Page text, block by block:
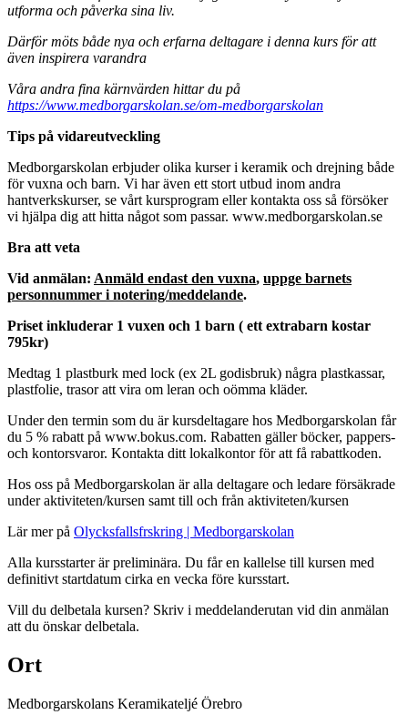
utforma och påverka sina liv.
Därför möts både nya och erfarna deltagare i denna kurs för att
även inspirera varandra
Våra andra fina kärnvärden hittar du på
https://www.medborgarskolan.se/om-medborgarskolan
Tips på vidareutveckling
Medborgarskolan erbjuder olika kurser i keramik och drejning både
för vuxna och barn. Vi har även ett stort utbud inom andra
hantverkskurser, se vårt kursprogram eller kontakta oss så försöker
vi hjälpa dig att hitta något som passar. www.medborgarskolan.se
Bra att veta
Vid anmälan: Anmäld endast den vuxna, uppge barnets
personnummer i notering/meddelande.
Priset inkluderar 1 vuxen och 1 barn ( ett extrabarn kostar
795kr)
Medtag 1 plastburk med lock (ex 2L godisbruk) några plastkassar,
plastfolie, trasor att vira om leran och oömma kläder.
Under den termin som du är kursdeltagare hos Medborgarskolan får
du 5 % rabatt på www.bokus.com. Rabatten gäller böcker, pappers-
och kontorsvaror. Kontakta ditt lokalkontor för att få rabattkoden.
Hos oss på Medborgarskolan är alla deltagare och ledare försäkrade
under aktiviteten/kursen samt till och från aktiviteten/kursen
Lär mer på Olycksfallsfrskring | Medborgarskolan
Alla kursstarter är preliminära. Du får en kallelse till kursen med
definitivt startdatum cirka en vecka före kursstart.
Vill du delbetala kursen? Skriv i meddelanderutan vid din anmälan
att du önskar delbetala.
Ort
Medborgarskolans Keramikateljé Örebro